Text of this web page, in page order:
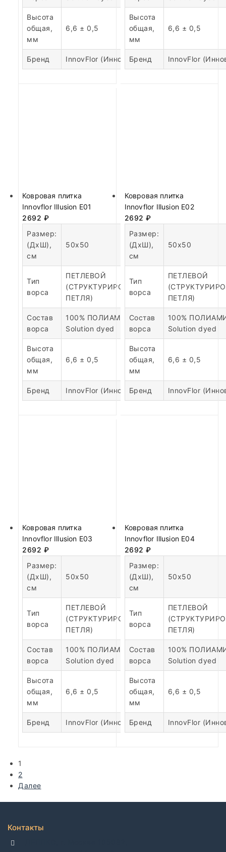
Высота
общая,
мм
6,6 ± 0,5
Бренд InnovFlor (Инновфлор)
Высота
общая,
мм
6,6 ± 0,5
Бренд InnovFlor
Ковровая плитка
Innovflor Illusion E01
2692 ₽
Размер:
(ДхШ),
см
50х50
Тип
ворса
ПЕТЛЕВОЙ
(СТРУКТУРИРОВАННАЯ
ПЕТЛЯ)
Состав
ворса
100% ПОЛИАМИД
Solution dyed
Высота
общая,
мм
6,6 ± 0,5
Бренд InnovFlor (Инновфлор)
Ковровая плитка
Innovflor Illusion E02
2692 ₽
Размер:
(ДхШ),
см
50х50
Тип
ворса
ПЕТЛЕВОЙ
ПЕТЛЯ)
Состав
ворса
100%
Solution dyed
Высота
общая,
мм
6,6 ± 0,5
Бренд InnovFlor
Ковровая плитка
Innovflor Illusion E03
2692 ₽
Размер:
(ДхШ),
см
50х50
Тип
ворса
ПЕТЛЕВОЙ
(СТРУКТУРИРОВАННАЯ
ПЕТЛЯ)
Состав
ворса
100% ПОЛИАМИД
Solution dyed
Высота
общая,
мм
6,6 ± 0,5
Бренд InnovFlor (Инновфлор)
Ковровая плитка
Innovflor Illusion E04
2692 ₽
Размер:
(ДхШ),
см
50х50
Тип
ворса
ПЕТЛЕВОЙ
ПЕТЛЯ)
Состав
ворса
100%
Solution dyed
Высота
общая,
мм
6,6 ± 0,5
Бренд InnovFlor
1
2
Далее
Контакты